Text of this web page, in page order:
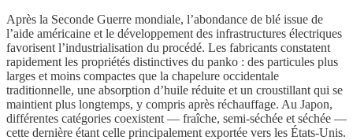
Après la Seconde Guerre mondiale, l’abondance de blé issue de
l’aide américaine et le développement des infrastructures électriques
favorisent l’industrialisation du procédé. Les fabricants constatent
rapidement les propriétés distinctives du panko : des particules plus
larges et moins compactes que la chapelure occidentale
traditionnelle, une absorption d’huile réduite et un croustillant qui se
maintient plus longtemps, y compris après réchauffage. Au Japon,
différentes catégories coexistent — fraîche, semi-séchée et séchée —
cette dernière étant celle principalement exportée vers les États-Unis.